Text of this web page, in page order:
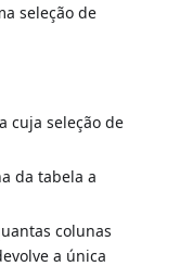
seleção de
cuja seleção de
da tabela a
colunas
a única